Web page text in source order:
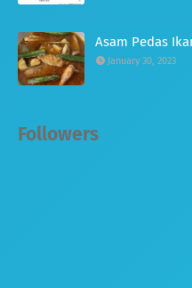
Asam Pedas
January 30, 2023
Followers